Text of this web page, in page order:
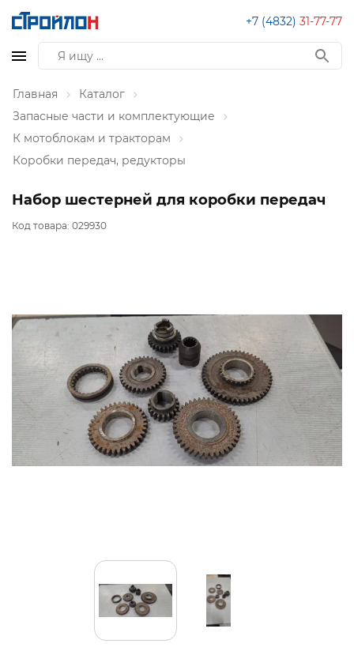
+7 (4832) 31-77-77
Главная
Каталог
Запасные части и комплектующие
К мотоблокам и тракторам
Коробки передач, редукторы
Набор шестерней для коробки передач
Код товара: 029930